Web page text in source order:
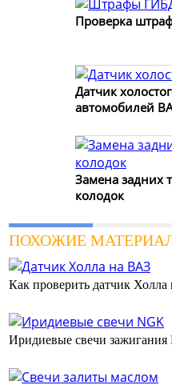
Проверка
Датчик
автомобилей
Замена задних
колодок
ПОХОЖИЕ
Как проверить датчик
Иридиевые свечи зажигания